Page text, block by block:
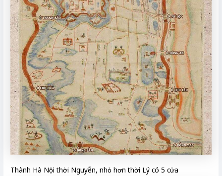
Thành Hà Nội thời Nguyễn, nhỏ hơn thời Lý có 5 cửa